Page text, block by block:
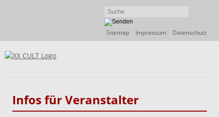
Navigation
Sitemap Impressum Datenschutz
Infos für Veranstalter